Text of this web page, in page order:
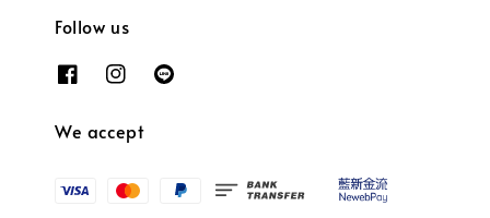
Follow us
We accept